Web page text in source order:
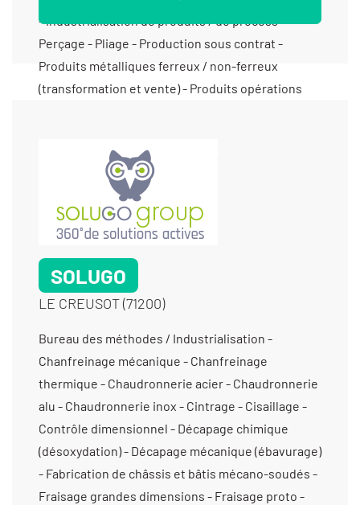
- Industrialisation de produits / de process -
Perçage - Pliage - Production sous contrat -
Produits métalliques ferreux / non-ferreux
(transformation et vente) - Produits opérations
fabrication - Soudage robotisé - Soudure /
Brasure traditionnelle - Soudure par point -
Soudure par résistance - Usinage métaux
communs
SOLUGO
LE CREUSOT (71200)
Bureau des méthodes / Industrialisation -
Chanfreinage mécanique - Chanfreinage
thermique - Chaudronnerie acier - Chaudronnerie
alu - Chaudronnerie inox - Cintrage - Cisaillage -
Contrôle dimensionnel - Décapage chimique
(désoxydation) - Décapage mécanique (ébavurage)
- Fabrication de châssis et bâtis mécano-soudés -
Fraisage grandes dimensions - Fraisage proto -